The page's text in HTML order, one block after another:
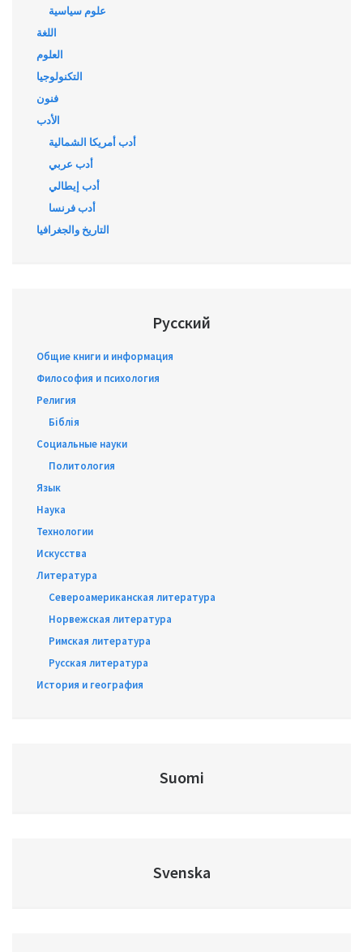
علوم سياسية
اللغة
العلوم
التكنولوجيا
فنون
الأدب
أدب أمريكا الشمالية
أدب عربي
أدب إيطالي
أدب فرنسا
التاريخ والجغرافيا
Русский
Общие книги и информация
Философия и психология
Религия
Біблія
Социальные науки
Политология
Язык
Наука
Технологии
Искусства
Литература
Североамериканская литература
Норвежская литература
Римская литература
Русская литература
История и география
Suomi
Svenska